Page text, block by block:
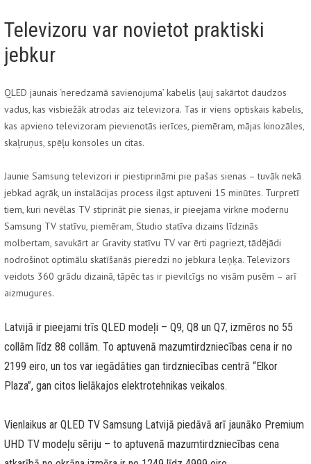
Televizoru var novietot praktiski
jebkur
QLED jaunais ‘neredzamā savienojuma’ kabelis ļauj sakārtot daudzos
vadus, kas visbiežāk atrodas aiz televizora. Tas ir viens optiskais kabelis,
kas apvieno televizoram pievienotās ierīces, piemēram, mājas kinozāles,
skaļruņus, spēļu konsoles un citas.
Jaunie Samsung televizori ir piestiprināmi pie pašas sienas – tuvāk nekā
jebkad agrāk, un instalācijas process ilgst aptuveni 15 minūtes. Turpretī
tiem, kuri nevēlas TV stiprināt pie sienas, ir pieejama virkne modernu
Samsung TV statīvu, piemēram, Studio statīva dizains līdzinās
molbertam, savukārt ar Gravity statīvu TV var ērti pagriezt, tādējādi
nodrošinot optimālu skatīšanās pieredzi no jebkura leņķa. Televizors
veidots 360 grādu dizainā, tāpēc tas ir pievilcīgs no visām pusēm – arī
aizmugures.
Latvijā ir pieejami trīs QLED modeļi – Q9, Q8 un Q7, izmēros no 55
collām līdz 88 collām. To aptuvenā mazumtirdzniecības cena ir no
2199 eiro, un tos var iegādāties gan tirdzniecības centrā “Elkor
Plaza”, gan citos lielākajos elektrotehnikas veikalos.
Vienlaikus ar QLED TV Samsung Latvijā piedāvā arī jaunāko Premium
UHD TV modeļu sēriju – to aptuvenā mazumtirdzniecības cena